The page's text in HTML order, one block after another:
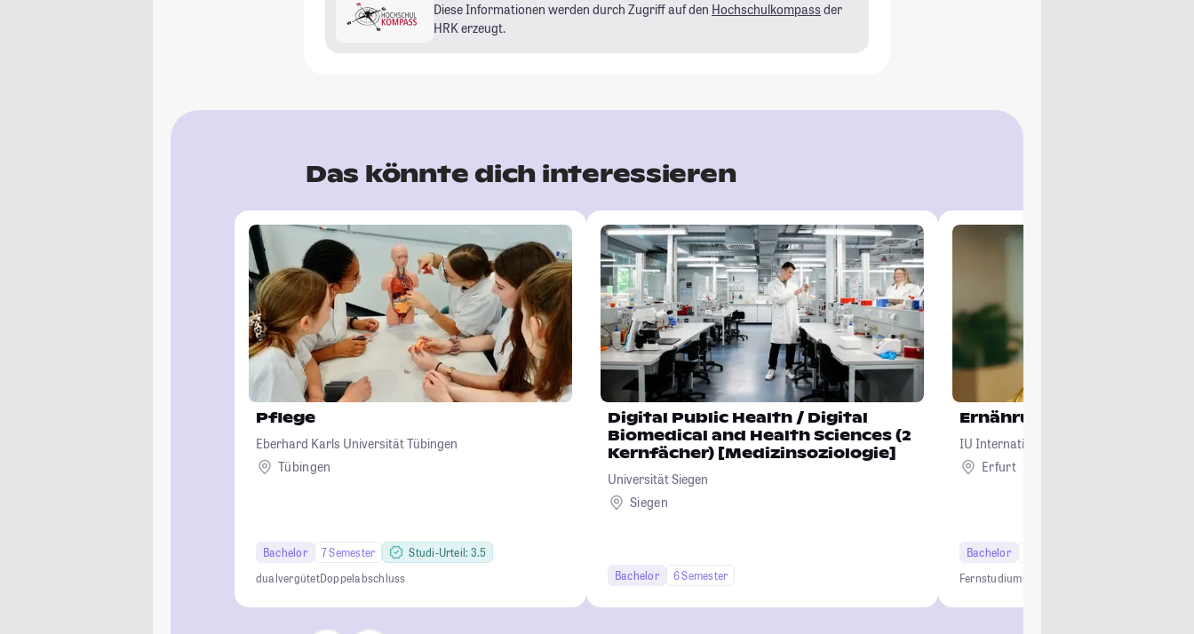
Diese Informationen werden durch Zugriff auf den Hochschulkompass der
HRK erzeugt.
Das könnte dich interessieren
Pflege
Eberhard Karls Universität Tübingen
Tübingen
Bachelor 7 Semester
Studi-Urteil: 3.5
dualvergütetDoppelabschluss
Digital Public Health / Digital
Biomedical and Health Sciences (2
Kernfächer) [Medizinsoziologie]
Universität Siegen
Siegen
Bachelor 6 Semester
IU Internationale Hochschule
Erfurt
Bachelor
FernstudiumOnline Studium